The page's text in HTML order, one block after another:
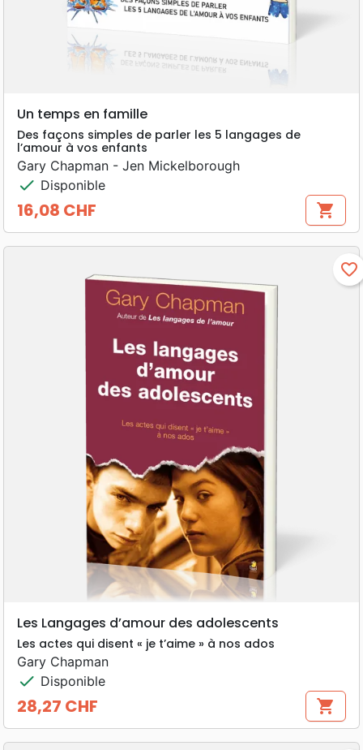
Un temps en famille
Des façons simples de parler les 5 langages de
l’amour à vos enfants
Gary Chapman - Jen Mickelborough
check Disponible
Prix
16,08 CHF shopping_cart
favorite_border
Les Langages d’amour des adolescents
Les actes qui disent « je t’aime » à nos ados
Gary Chapman
check Disponible
Prix
28,27 CHF shopping_cart